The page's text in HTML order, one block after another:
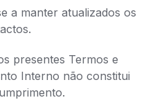
a manter atualizados os
presentes Termos e
Interno não constitui